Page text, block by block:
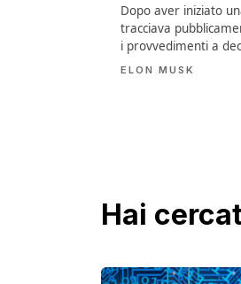
Dopo aver iniziato
tracciava
i provvedimenti a
ELON MUSK
Hai